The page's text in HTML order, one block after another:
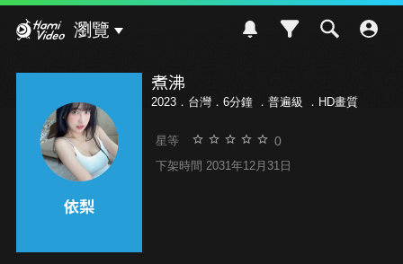
瀏覽
煮沸
2023．台灣．6分鐘 ． 普遍級 ．HD畫質
星等 0
下架時間 2031年12月31日